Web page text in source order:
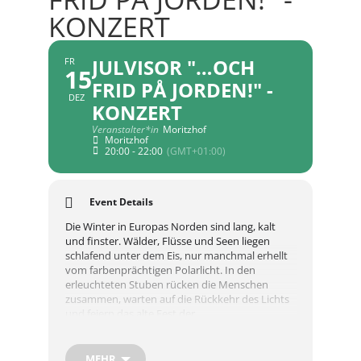
KONZERT
FR
15
DEZ
JULVISOR "…OCH
FRID PÅ JORDEN!" -
KONZERT
Veranstalter*in Moritzhof
Moritzhof
20:00 - 22:00 (GMT+01:00)
Event Details
Die Winter in Europas Norden sind lang, kalt
und finster. Wälder, Flüsse und Seen liegen
schlafend unter dem Eis, nur manchmal erhellt
vom farbenprächtigen Polarlicht. In den
erleuchteten Stuben rücken die Menschen
zusammen, warten auf die Rückkehr des Lichts
Und sie erzählen sich Geschichten und singen
Lieder: von der Heiligen Lucia, dem tapferen